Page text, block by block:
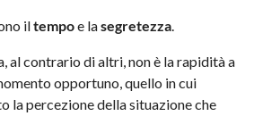
iltempoe lasegretezza.
al contrario di altri, non è la rapidità a
opportuno, quello in cui
la percezione della situazione che